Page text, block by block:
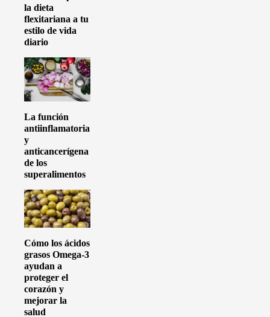
la dieta
flexitariana a tu
estilo de vida
diario
La función
antiinflamatoria
y
anticancerígena
de los
superalimentos
Cómo los ácidos
grasos Omega-3
ayudan a
proteger el
corazón y
mejorar la
salud